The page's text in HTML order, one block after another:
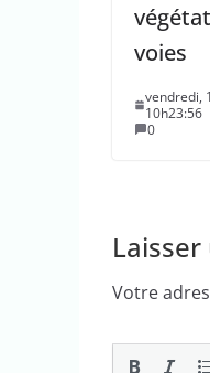
voies
vendredi,
10h23:56
0
Votre